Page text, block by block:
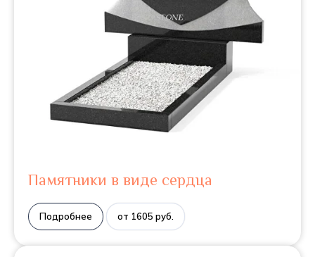
Памятники в виде сердца
Подробнее от 1605 руб.